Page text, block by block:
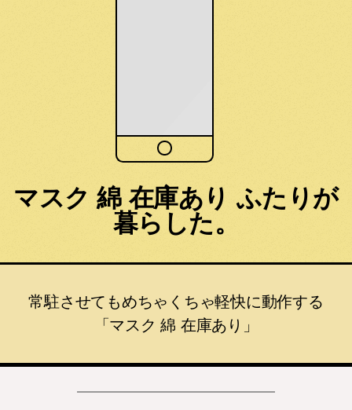
マスク 綿 在庫あり ふたりが
暮らした。
常駐させてもめちゃくちゃ軽快に動作する
「マスク 綿 在庫あり」